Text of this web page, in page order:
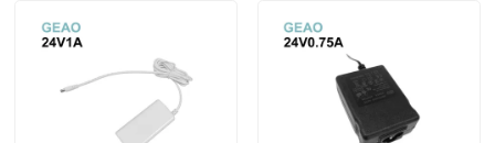
درباره ما